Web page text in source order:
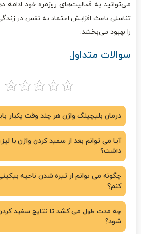
می‌توانید به فعالیت‌های روزمره خود
تناسلی باعث افزایش اعتماد به نفس در
را بهبود می‌بخشد.
سوالات متداول
درمان بلیچینگ واژن هر چند وقت یکبار
آیا می توانم بعد از سفید کردن واژن با
داشت؟
چگونه می توانم از تیره شدن ناحیه
کنم؟
چه مدت طول می کشد تا نتایج سفید کردن
شود؟